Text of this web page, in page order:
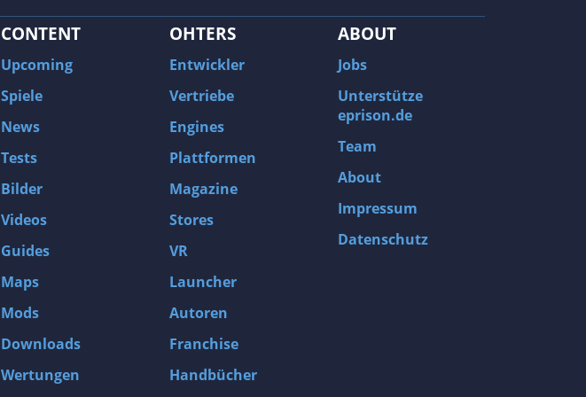
CONTENT
Upcoming
Spiele
News
Tests
Bilder
Videos
Guides
Maps
Mods
Downloads
Wertungen
OHTERS
Entwickler
Vertriebe
Engines
Plattformen
Magazine
Stores
VR
Launcher
Autoren
Franchise
Handbücher
ABOUT
Jobs
Unterstütze
eprison.de
Team
About
Impressum
Datenschutz